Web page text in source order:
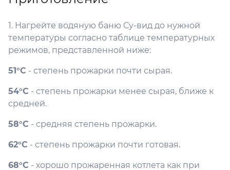
1. Нагрейте водяную баню Су-вид до нужной
температуры согласно таблице температурных
режимов, представленной ниже:
51°C - степень прожарки почти сырая.
54°C - степень прожарки менее сырая, ближе к
средней.
58°С - средняя степень прожарки.
62°C - степень прожарки почти готовая.
68°С - хорошо прожаренная котлета как при